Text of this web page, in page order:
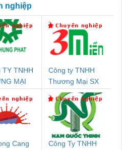
nghiệp
TY TNHH
MẠI
ĐIỆN CƠ
Công ty TNHH
Thương Mại SX
Ba Miền
Cang
Công Ty TNHH